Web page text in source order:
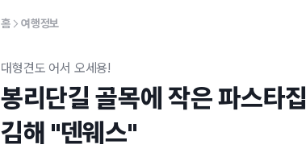
홈 여행정보
대형견도 어서 오세용!
봉리단길 골목에 작은 파스타집
김해 "덴웨스"